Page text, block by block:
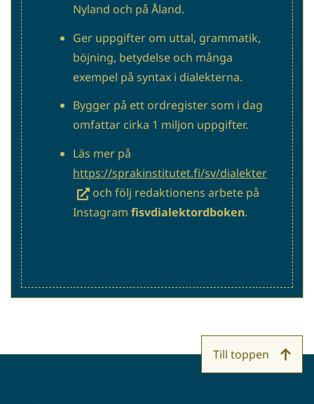
Nyland och på Åland.
Ger uppgifter om uttal, grammatik,
böjning, betydelse och många
exempel på syntax i dialekterna.
Bygger på ett ordregister som i dag
omfattar cirka 1 miljon uppgifter.
Läs mer på
https://sprakinstitutet.fi/sv/dialekter(siirryt
toiseen
och följ redaktionens arbete på
Instagram fisvdialektordboken.
Till toppen